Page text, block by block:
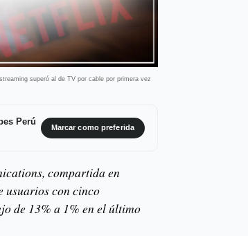
superó al de TV por cable por primera vez
Perú
Marcar como preferida
compartida en
usuarios con cinco
de 13% a 1% en el último